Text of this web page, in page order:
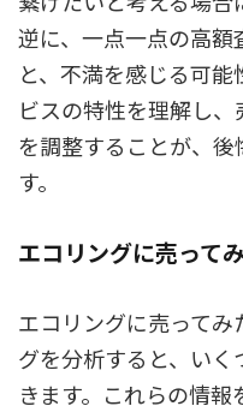
逆に、一点一点の高額
と、不満を感じる可
ビスの特性を理解し
を調整することが、
す。
エコリングに売って
エコリングに売って
グを分析すると、い
きます。これらの情